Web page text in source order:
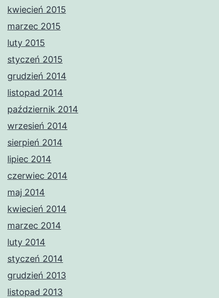
kwiecień 2015
marzec 2015
luty 2015
styczeń 2015
grudzień 2014
listopad 2014
październik 2014
wrzesień 2014
sierpień 2014
lipiec 2014
czerwiec 2014
maj 2014
kwiecień 2014
marzec 2014
luty 2014
styczeń 2014
grudzień 2013
listopad 2013